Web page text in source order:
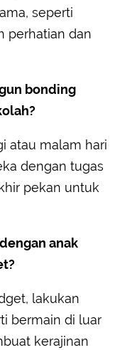
seperti
perhatian dan
bonding
atau malam hari
dengan tugas
pekan untuk
anak
lakukan
bermain di luar
kerajinan